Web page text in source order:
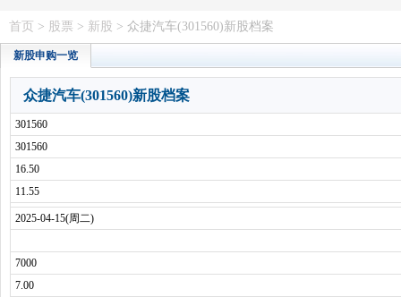
首页 > 股票 > 新股 > 众捷汽车(301560)新股档案
新股申购一览
众捷汽车(301560)新股档案
301560
301560
16.50
11.55
2025-04-15(周二)
7000
7.00